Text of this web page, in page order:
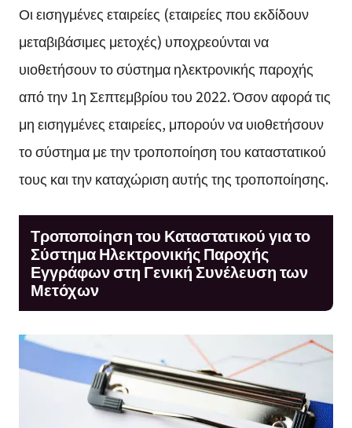
Οι εισηγμένες εταιρείες (εταιρείες που εκδίδουν
μεταβιβάσιμες μετοχές) υποχρεούνται να
υιοθετήσουν το σύστημα ηλεκτρονικής παροχής
από την 1η Σεπτεμβρίου του 2022. Όσον αφορά τις
μη εισηγμένες εταιρείες, μπορούν να υιοθετήσουν
το σύστημα με την τροποποίηση του καταστατικού
τους και την καταχώριση αυτής της τροποποίησης.
Τροποποίηση του Καταστατικού για το
Σύστημα Ηλεκτρονικής Παροχής
Εγγράφων στη Γενική Συνέλευση των
Μετόχων